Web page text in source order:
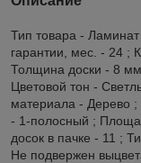
Тип товара -
гарантии, мес. - 24 ;
Толщина доски - 8
Цветовой тон -
материала - Дерево
- 1-полосный ;
досок в пачке - 11 ;
Не подвержен